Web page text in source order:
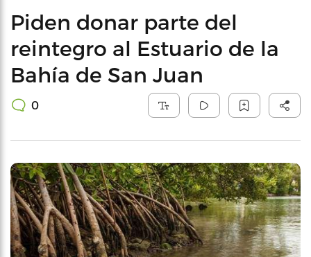
Piden donar parte del
reintegro al Estuario de la
Bahía de San Juan
0